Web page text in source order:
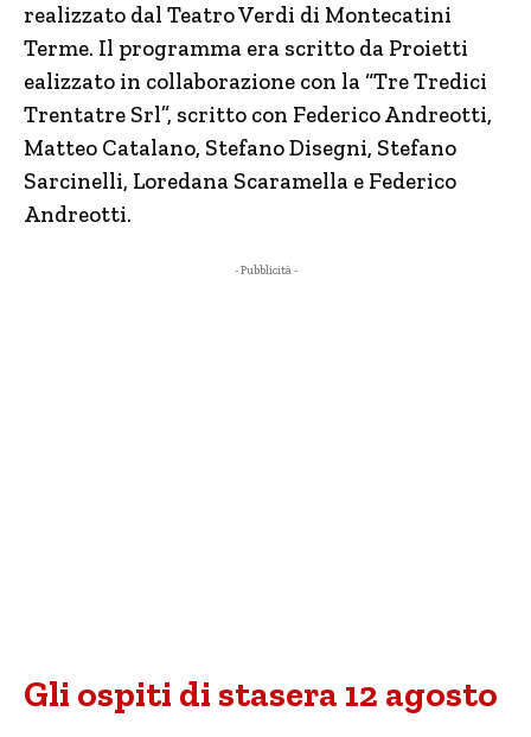
realizzato dal Teatro Verdi di Montecatini
Terme. Il programma era scritto da Proietti
ealizzato in collaborazione con la “Tre Tredici
Trentatre Srl”, scritto con Federico Andreotti,
Matteo Catalano, Stefano Disegni, Stefano
Sarcinelli, Loredana Scaramella e Federico
Andreotti.
- Pubblicità -
Gli ospiti di stasera 12 agosto